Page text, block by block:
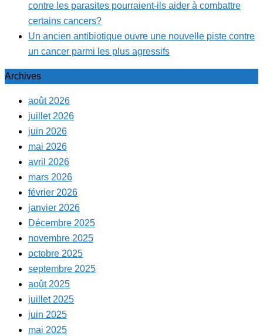
contre les parasites pourraient-ils aider à combattre
certains cancers?
Un ancien antibiotique ouvre une nouvelle piste contre
un cancer parmi les plus agressifs
Archives
août 2026
juillet 2026
juin 2026
mai 2026
avril 2026
mars 2026
février 2026
janvier 2026
Décembre 2025
novembre 2025
octobre 2025
septembre 2025
août 2025
juillet 2025
juin 2025
mai 2025